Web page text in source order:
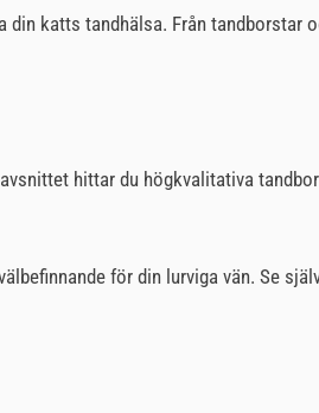
katts tandhälsa. Från
hittar du högkvalitativa
för din lurviga vän. Se